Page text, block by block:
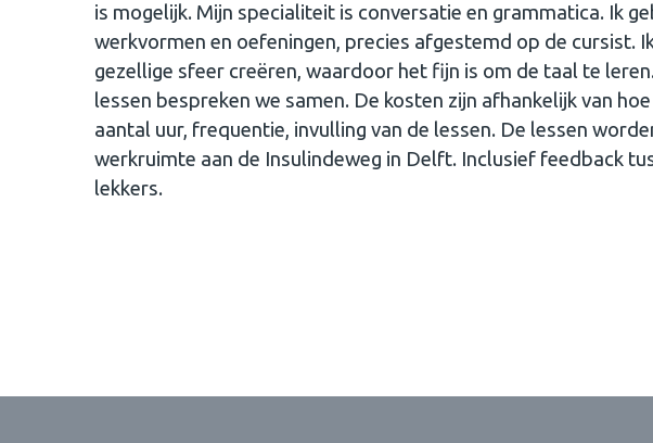
is mogelijk. Mijn specialiteit is conversatie en grammatica. Ik
werkvormen en oefeningen, precies afgestemd op de cursist.
gezellige sfeer creëren, waardoor het fijn is om de taal te
lessen bespreken we samen. De kosten zijn afhankelijk van
aantal uur, frequentie, invulling van de lessen. De lessen
werkruimte aan de Insulindeweg in Delft. Inclusief feedback
lekkers.